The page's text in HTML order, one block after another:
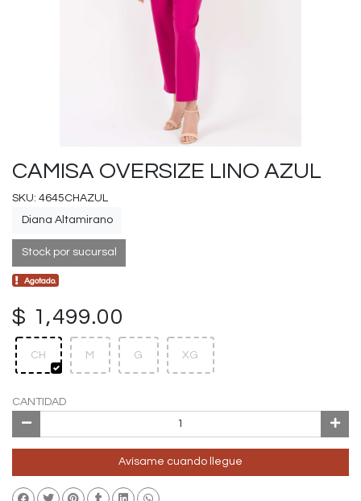
CAMISA OVERSIZE LINO AZUL
SKU: 4645CHAZUL
Diana Altamirano
Stock por sucursal
Agotado.
$ 1,499.00
CH M G XG
CANTIDAD
Avísame cuando llegue